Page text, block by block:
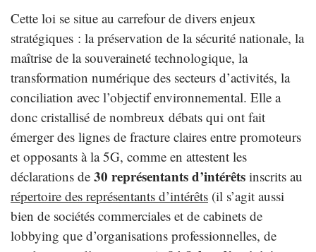
Cette loi se situe au carrefour de divers enjeux
stratégiques : la préservation de la sécurité nationale, la
maîtrise de la souveraineté technologique, la
transformation numérique des secteurs d’activités, la
conciliation avec l’objectif environnemental. Elle a
donc cristallisé de nombreux débats qui ont fait
émerger des lignes de fracture claires entre promoteurs
et opposants à la 5G, comme en attestent les
déclarations de 30 représentants d’intérêts inscrits au
répertoire des représentants d’intérêts (il s’agit aussi
bien de sociétés commerciales et de cabinets de
lobbying que d’organisations professionnelles, de